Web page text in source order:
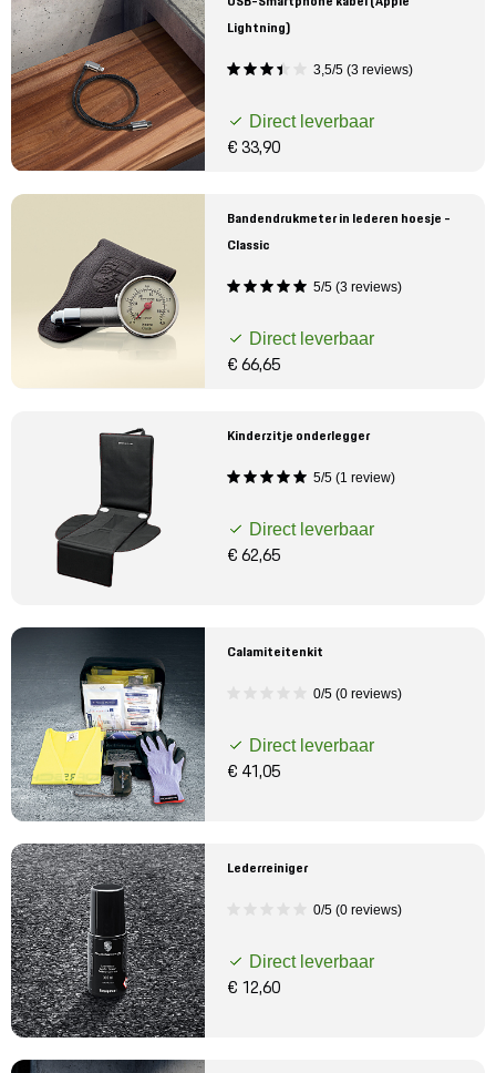
Lightning)
3,5/5 (3 reviews)
Direct leverbaar
€ 33,90
Bandendrukmeter in lederen hoesje -
Classic
5/5 (3 reviews)
Direct leverbaar
€ 66,65
Kinderzitje onderlegger
5/5 (1 review)
Direct leverbaar
€ 62,65
Calamiteitenkit
0/5 (0 reviews)
Direct leverbaar
€ 41,05
Lederreiniger
0/5 (0 reviews)
Direct leverbaar
€ 12,60